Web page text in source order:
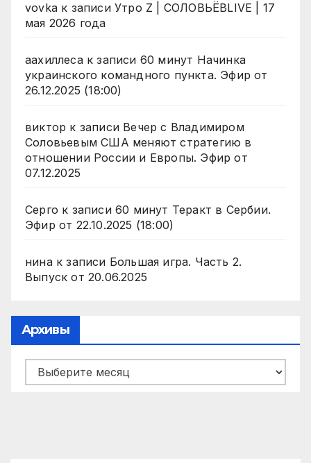
vovka к записи Утро Z | СОЛОВЬЁВLIVE | 17
мая 2026 года
аахиллесак записи 60 минут Начинка
украинского командного пункта. Эфир от
26.12.2025 (18:00)
виктор к записи Вечер с Владимиром
Соловьевым США меняют стратегию в
отношении России и Европы. Эфир от
07.12.2025
Серго к записи 60 минут Теракт в Сербии.
Эфир от 22.10.2025 (18:00)
нинак записи Большая игра. Часть 2.
Выпуск от 20.06.2025
Архивы
Архивы